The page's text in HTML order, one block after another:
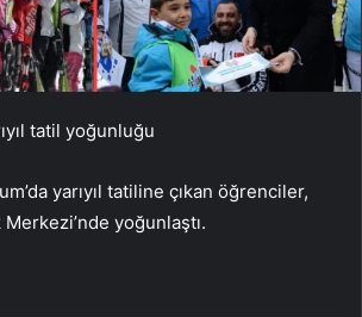
tatil yoğunluğu
yarıyıl tatiline çıkan öğrenciler,
yoğunlaştı.